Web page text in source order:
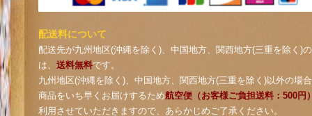
配送料について
配送先が九州地区(沖縄を除く)、中国地方、関西地方(三重を除く)
は、 送料無料です。
九州地区(沖縄を除く)、中国地方、関西地方(三重を除く)以外の場
商品をいち早くお届けするため航空便（お客様ご負担送料：500円
利用させていただきますので、あらかじめご了承ください。